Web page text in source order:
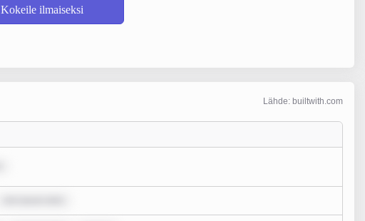
Kokeile ilmaiseksi
Lähde: builtwith.com